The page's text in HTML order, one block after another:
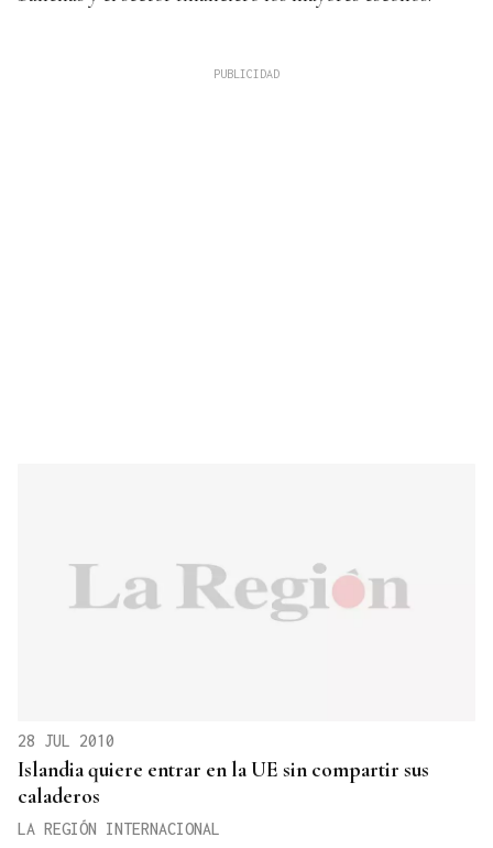
28 JUL 2010
Islandia quiere entrar en la UE sin compartir sus
caladeros
LA REGIÓN INTERNACIONAL